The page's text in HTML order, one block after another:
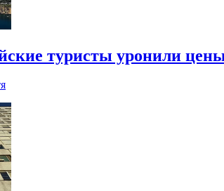
туристы уронили